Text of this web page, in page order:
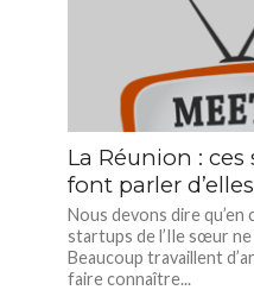
La Réunion :
font parler d’elles
Nous devons dire qu’en
startups de l’Ile sœur
Beaucoup travaillent
faire connaître...